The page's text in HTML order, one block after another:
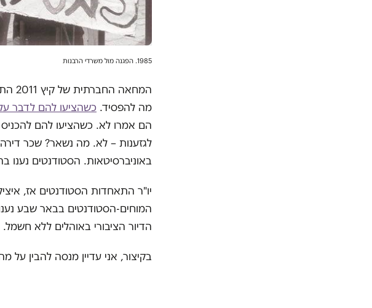
1985. הפגנה מול משרדי הרבנות
מה להפסיד. כשהציעו להם לדבר
הם אמרו לא. כשהציעו להם
לגזענות – לא. מה נשאר? שכר
באוניברסיטאות. הסטודנטים נענו
יו"ר התאחדות הסטודנטים אז,
המוחים-הסטודנטים בבאר שבע
הדיור הציבורי באוהלים ללא חשמל.
בקיצור, אני עדיין מנסה להבין